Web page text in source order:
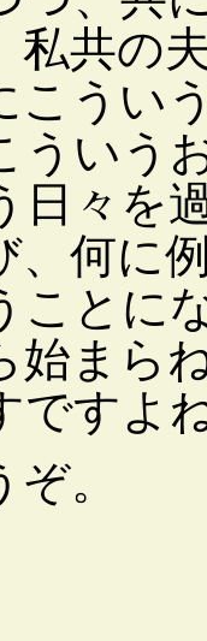
共の
こうい
ういう
日々を
、何に
ことに
始まら
ですよ
。